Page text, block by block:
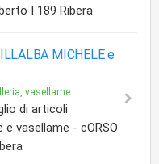
I 189 Ribera
MICHELE e
vasellame
di articoli
vasellame - cORSO